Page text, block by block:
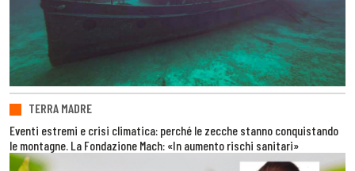
TERRA MADRE
Eventi estremi e crisi climatica: perché le zecche stanno conquistando
le montagne. La Fondazione Mach: «In aumento rischi sanitari»